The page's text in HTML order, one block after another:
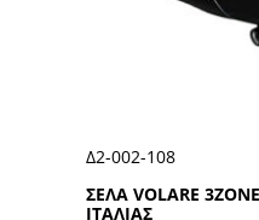
3ZONE XL 08G ΜΑΥΡΗ